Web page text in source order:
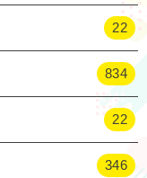
22
834
22
346